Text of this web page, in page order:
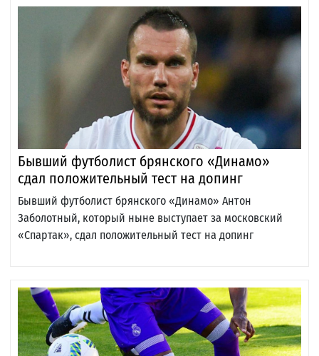
Бывший футболист брянского «Динамо»
сдал положительный тест на допинг
Бывший футболист брянского «Динамо» Антон
Заболотный, который ныне выступает за московский
«Спартак», сдал положительный тест на допинг